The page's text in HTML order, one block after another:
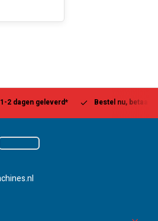
2 dagen geleverd* Bestel nu, betaal